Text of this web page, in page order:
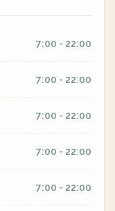
7:00 - 22:00
7:00 - 22:00
7:00 - 22:00
7:00 - 22:00
7:00 - 22:00